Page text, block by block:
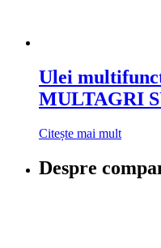
Ulei
MULTAGRI
Citește mai mult
Despre